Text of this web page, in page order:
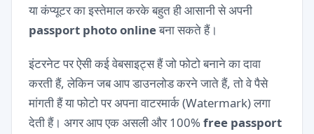
या कंप्यूटर का इस्तेमाल करके बहुत ही आसानी से अपनी
passport photo onlineबना सकते हैं।
इंटरनेट पर ऐसी कई वेबसाइट्स हैं जो फोटो बनाने का दावा
करती हैं, लेकिन जब आप डाउनलोड करने जाते हैं, तो वे पैसे
मांगती हैं या फोटो पर अपना वाटरमार्क (Watermark) लगा
देती हैं। अगर आप एक असली और 100% free passport